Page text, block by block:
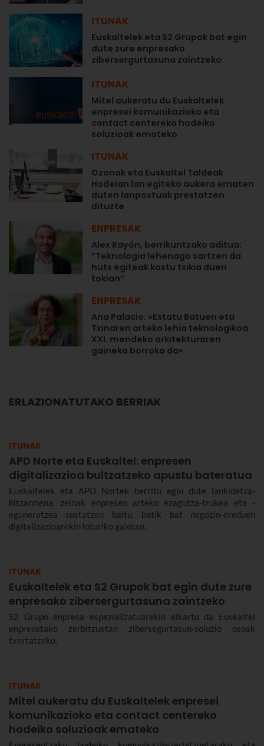
ITUNAK
Euskaltelek eta S2 Grupok bat egin
dute zure enpresako
zibersergurtasuna zaintzeko
ITUNAK
Mitel aukeratu du Euskaltelek
enpresei komunikazioko eta
contact centereko hodeiko
soluzioak emateko
ITUNAK
Ozonak eta Euskaltel Taldeak
Hodeian lan egiteko aukera ematen
duten lanpostuak prestatzen
dituzte
ENPRESAK
Alex Rayón, berrikuntzako aditua:
“Teknologia lehenago sartzen da
huts egiteak kostu txikia duen
tokian”
ENPRESAK
Ana Palacio: «Estatu Batuen eta
Txinaren arteko lehia teknologikoa
XXI. mendeko arkitekturaren
gaineko borroka da»
ERLAZIONATUTAKO BERRIAK
ITUNAK
APD Norte eta Euskaltel: enpresen
digitalizazioa bultzatzeko apustu bateratua
Euskaltelek eta APD Nortek berritu egin dute lankidetza-
hitzarmena, zeinak enpresen arteko ezagutza-trukea eta -
eguneratzea sustatzen baitu, batik bat negozio-ereduen
digitalizazioarekin loturiko gaietan.
ITUNAK
Euskaltelek eta S2 Grupok bat egin dute zure
enpresako zibersergurtasuna zaintzeko
S2 Grupo enpresa espezializatuarekin elkartu da Euskaltel
enpresetako zerbitzuetan zibersegurtasun-soluzio osoak
txertatzeko.
ITUNAK
Mitel aukeratu du Euskaltelek enpresei
komunikazioko eta contact centereko
hodeiko soluzioak emateko